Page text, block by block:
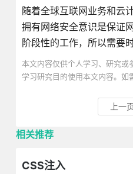
随着全球互联网业务和云
拥有网络安全意识是保证
阶段性的工作，所以需要
本文内容仅供个人学习、研究或
学习研究目的使用本文内容。如
上一
相关推荐
CSS注入